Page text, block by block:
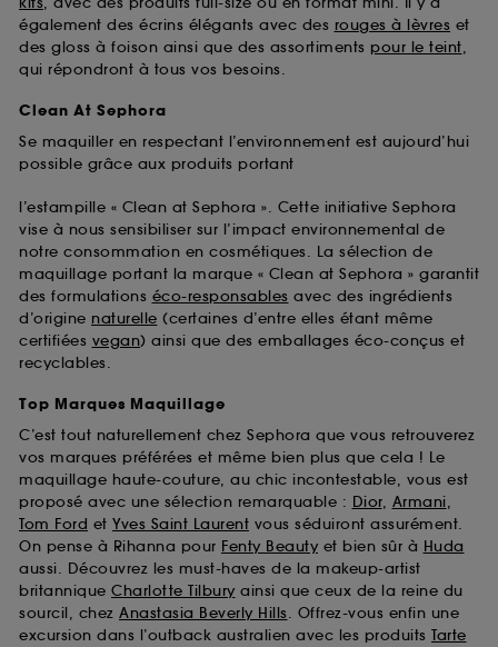
également des écrins élégants avec des rouges à lèvres et
des gloss à foison ainsi que des assortiments pour le teint,
qui répondront à tous vos besoins.
Clean At Sephora
Se maquiller en respectant l’environnement est aujourd’hui
possible grâce aux produits portant
l’estampille « Clean at Sephora ». Cette initiative Sephora
vise à nous sensibiliser sur l’impact environnemental de
notre consommation en cosmétiques. La sélection de
maquillage portant la marque « Clean at Sephora » garantit
des formulations éco-responsables avec des ingrédients
d’origine naturelle (certaines d’entre elles étant même
certifiées vegan) ainsi que des emballages éco-conçus et
recyclables.
Top Marques Maquillage
C’est tout naturellement chez Sephora que vous retrouverez
vos marques préférées et même bien plus que cela ! Le
maquillage haute-couture, au chic incontestable, vous est
proposé avec une sélection remarquable : Dior, Armani,
Tom Ford et Yves Saint Laurent vous séduiront assurément.
On pense à Rihanna pour Fenty Beauty et bien sûr à Huda
aussi. Découvrez les must-haves de la makeup-artist
britannique Charlotte Tilbury ainsi que ceux de la reine du
sourcil, chez Anastasia Beverly Hills. Offrez-vous enfin une
excursion dans l’outback australien avec les produits Tarte